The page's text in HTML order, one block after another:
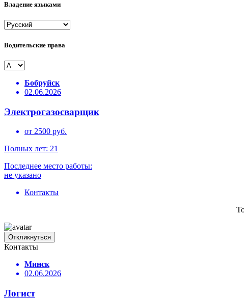
Владение языками
Водительские права
Бобруйск
02.06.2026
Электрогазосварщик
от 2500 руб.
Полных лет: 21
Последнее место работы:
не указано
Контакты
Откликнуться
Контакты
Минск
02.06.2026
Логист